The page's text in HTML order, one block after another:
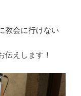
教会に行けない
伝えします！